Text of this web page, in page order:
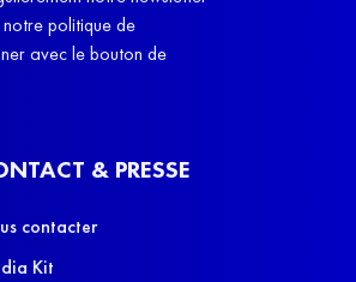
politique de
avec le bouton de
& PRESSE
contacter
Kit